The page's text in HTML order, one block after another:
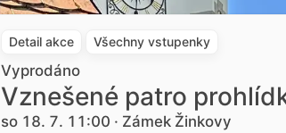
Detail akce Všechny vstupenky
Vyprodáno
Vznešené patro
so 18. 7. 11:00 · Zámek Žinkovy